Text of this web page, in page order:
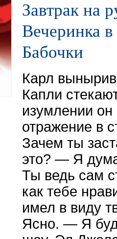
Завтрак на
Вечеринка
Бабочки
Карл
Капли
изумлении он
отражение в
Зачем ты
это? — Я
Ты ведь сам
как тебе
имел в виду
Ясно. — Я